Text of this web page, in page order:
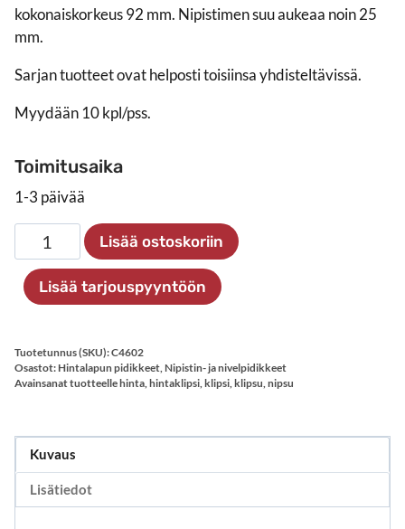
kokonaiskorkeus 92 mm. Nipistimen suu aukeaa noin 25
mm.
Sarjan tuotteet ovat helposti toisiinsa yhdisteltävissä.
Myydään 10 kpl/pss.
Toimitusaika
1-3 päivää
Magneettipidike
isolla
nipistimellä,
10
määrä
Lisää ostoskoriin
Lisää tarjouspyyntöön
Tuotetunnus (SKU):C4602
Osastot: Hintalapun pidikkeet Nipistin- ja nivelpidikkeet
Avainsanat tuotteellehinta hintaklipsi klipsi klipsu nipsu
Kuvaus
Lisätiedot